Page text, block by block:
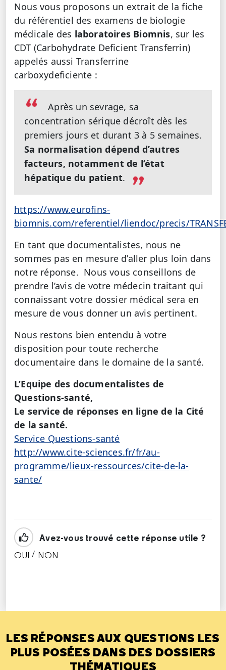
Nous vous proposons un extrait de la fiche
du référentiel des examens de biologie
médicale des laboratoires Biomnis, sur les
CDT (Carbohydrate Deficient Transferrin)
appelés aussi Transferrine
carboxydeficiente :
Après un sevrage, sa
concentration sérique décroît dès les
premiers jours et durant 3 à 5 semaines.
Sa normalisation dépend d’autres
facteurs, notamment de l’état
hépatique du patient.
https://www.eurofins-
biomnis.com/referentiel/liendoc/precis/
En tant que documentalistes, nous ne
sommes pas en mesure d’aller plus loin dans
notre réponse. Nous vous conseillons de
prendre l’avis de votre médecin traitant qui
connaissant votre dossier médical sera en
mesure de vous donner un avis pertinent.
Nous restons bien entendu à votre
disposition pour toute recherche
documentaire dans le domaine de la santé.
L’Equipe des documentalistes de
Questions-santé,
Le service de réponses en ligne de la Cité
de la santé.
Service Questions-santé
http://www.cite-sciences.fr/fr/au-
programme/lieux-ressources/cite-de-la-
sante/
Avez-vous trouvé cette réponse utile ?
OUI / NON
LES RÉPONSES AUX QUESTIONS LES
PLUS POSÉES DANS DES DOSSIERS
THÉMATIQUES